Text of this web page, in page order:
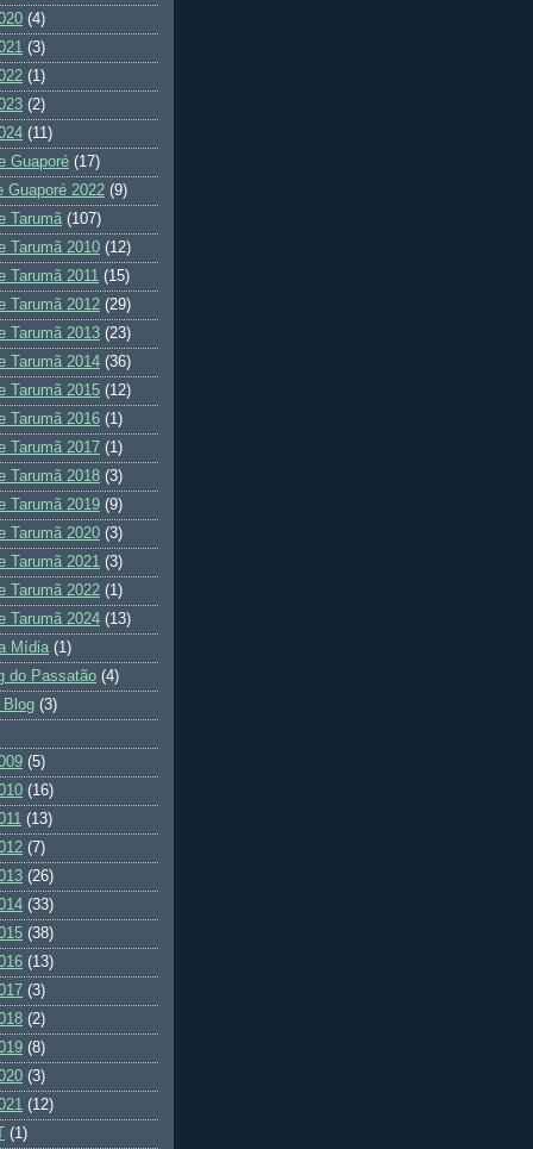
(4)
(3)
(1)
(2)
(11)
Guaporé (17)
Guaporé 2022 (9)
Tarumã (107)
Tarumã 2010 (12)
Tarumã 2011 (15)
Tarumã 2012 (29)
Tarumã 2013 (23)
Tarumã 2014 (36)
Tarumã 2015 (12)
Tarumã 2016 (1)
Tarumã 2017 (1)
Tarumã 2018 (3)
Tarumã 2019 (9)
Tarumã 2020 (3)
Tarumã 2021 (3)
Tarumã 2022 (1)
Tarumã 2024 (13)
Mídia (1)
do Passatão (4)
Blog (3)
(5)
(16)
(13)
(7)
(26)
(33)
(38)
(13)
(3)
(2)
(8)
(3)
(12)
(1)